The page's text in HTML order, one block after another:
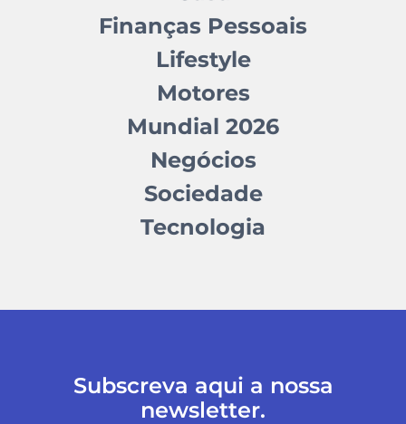
Finanças Pessoais
Lifestyle
Motores
Mundial 2026
Negócios
Sociedade
Tecnologia
Subscreva aqui a nossa
newsletter.